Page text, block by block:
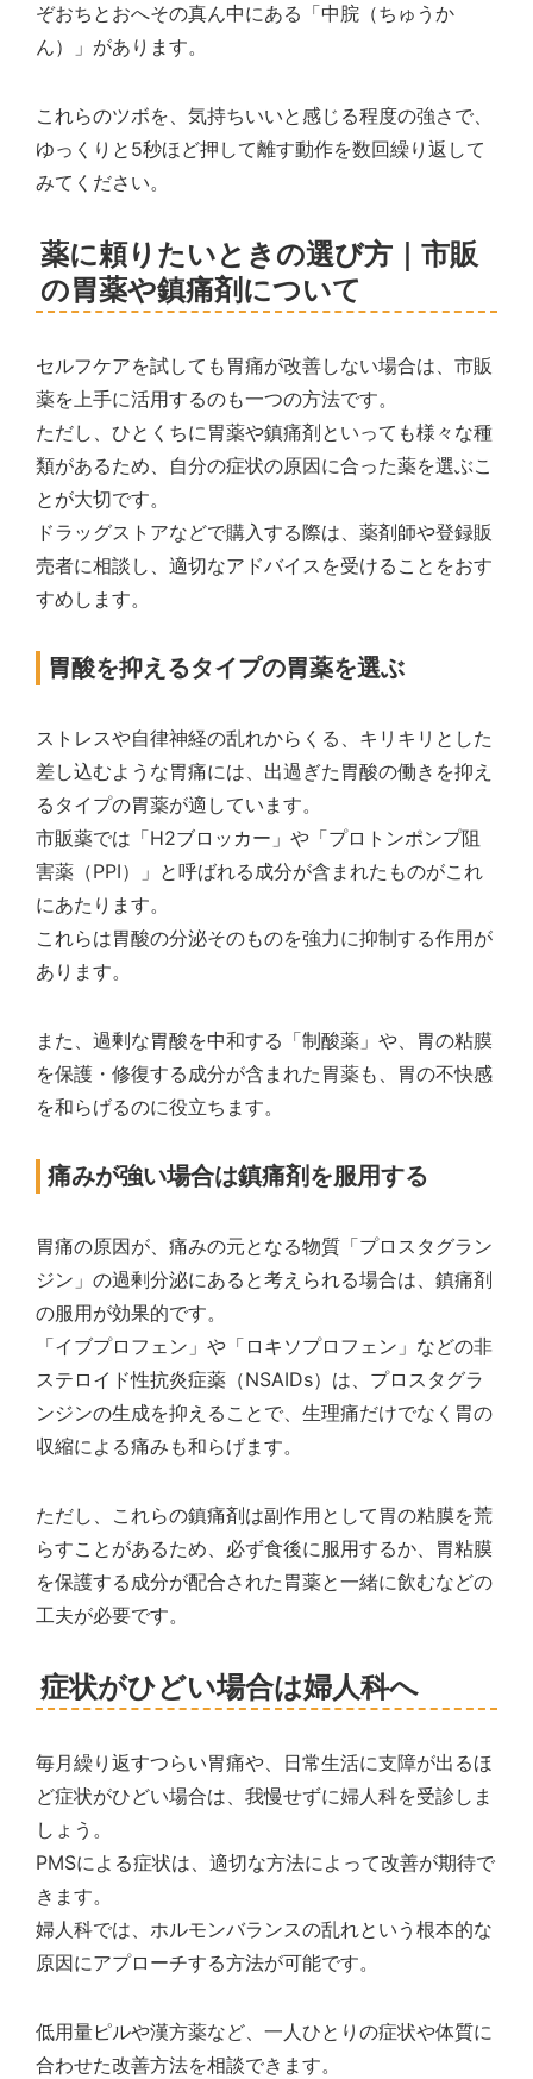
ぞおちとおへその真ん中にある「中脘（ちゅうか
ん）」があります。
これらのツボを、気持ちいいと感じる程度の強さで、
ゆっくりと5秒ほど押して離す動作を数回繰り返して
みてください。
薬に頼りたいときの選び方｜市販
の胃薬や鎮痛剤について
セルフケアを試しても胃痛が改善しない場合は、市販
薬を上手に活用するのも一つの方法です。
ただし、ひとくちに胃薬や鎮痛剤といっても様々な種
類があるため、自分の症状の原因に合った薬を選ぶこ
とが大切です。
ドラッグストアなどで購入する際は、薬剤師や登録販
売者に相談し、適切なアドバイスを受けることをおす
すめします。
胃酸を抑えるタイプの胃薬を選ぶ
ストレスや自律神経の乱れからくる、キリキリとした
差し込むような胃痛には、出過ぎた胃酸の働きを抑え
るタイプの胃薬が適しています。
市販薬では「H2ブロッカー」や「プロトンポンプ阻
害薬（PPI）」と呼ばれる成分が含まれたものがこれ
にあたります。
これらは胃酸の分泌そのものを強力に抑制する作用が
あります。
また、過剰な胃酸を中和する「制酸薬」や、胃の粘膜
を保護・修復する成分が含まれた胃薬も、胃の不快感
を和らげるのに役立ちます。
痛みが強い場合は鎮痛剤を服用する
胃痛の原因が、痛みの元となる物質「プロスタグラン
ジン」の過剰分泌にあると考えられる場合は、鎮痛剤
の服用が効果的です。
「イブプロフェン」や「ロキソプロフェン」などの非
ステロイド性抗炎症薬（NSAIDs）は、プロスタグラ
ンジンの生成を抑えることで、生理痛だけでなく胃の
収縮による痛みも和らげます。
ただし、これらの鎮痛剤は副作用として胃の粘膜を荒
らすことがあるため、必ず食後に服用するか、胃粘膜
を保護する成分が配合された胃薬と一緒に飲むなどの
工夫が必要です。
症状がひどい場合は婦人科へ
毎月繰り返すつらい胃痛や、日常生活に支障が出るほ
ど症状がひどい場合は、我慢せずに婦人科を受診しま
しょう。
PMSによる症状は、適切な方法によって改善が期待で
きます。
婦人科では、ホルモンバランスの乱れという根本的な
原因にアプローチする方法が可能です。
低用量ピルや漢方薬など、一人ひとりの症状や体質に
合わせた改善方法を相談できます。